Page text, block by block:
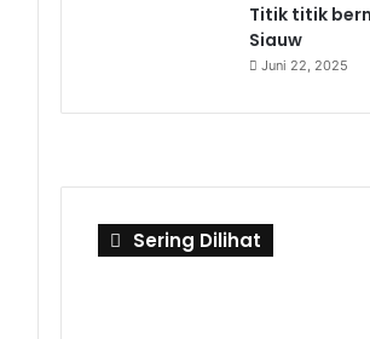
Titik titik
Siauw
Juni 22, 2025
Sering Dilihat